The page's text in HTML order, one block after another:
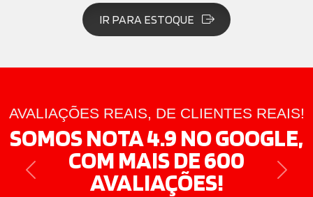
IR PARA ESTOQUE
AVALIAÇÕES REAIS, DE CLIENTES REAIS!
SOMOS NOTA 4.9 NO GOOGLE,
COM MAIS DE 600
AVALIAÇÕES!
PREVIOUS NEXT